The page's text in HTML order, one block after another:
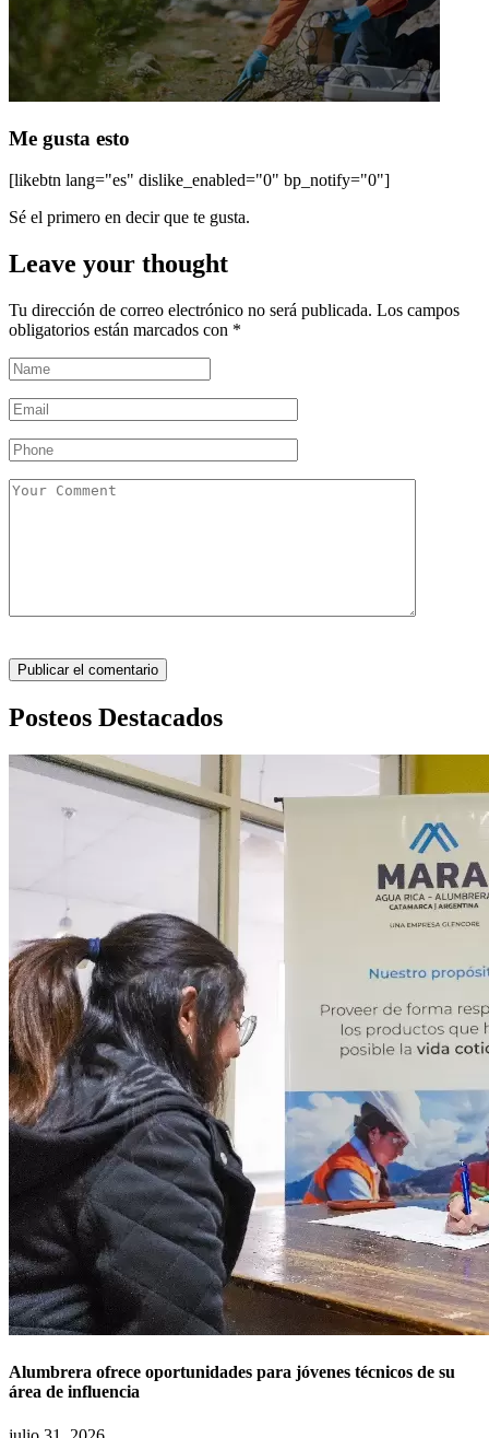
Me gusta esto
[likebtn lang="es" dislike_enabled="0" bp_notify="0"]
Sé el primero en decir que te gusta.
Leave your thought
Tu dirección de correo electrónico no será publicada. Los campos
obligatorios están marcados con *
Posteos Destacados
Alumbrera ofrece oportunidades para jóvenes técnicos de su
área de influencia